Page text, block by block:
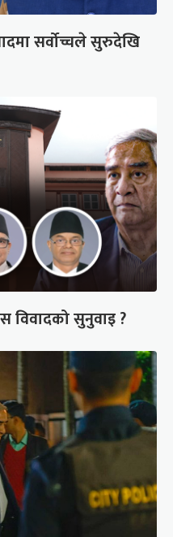
सर्वोच्चले सुरुदेखि
विवादको सुनुवाइ ?